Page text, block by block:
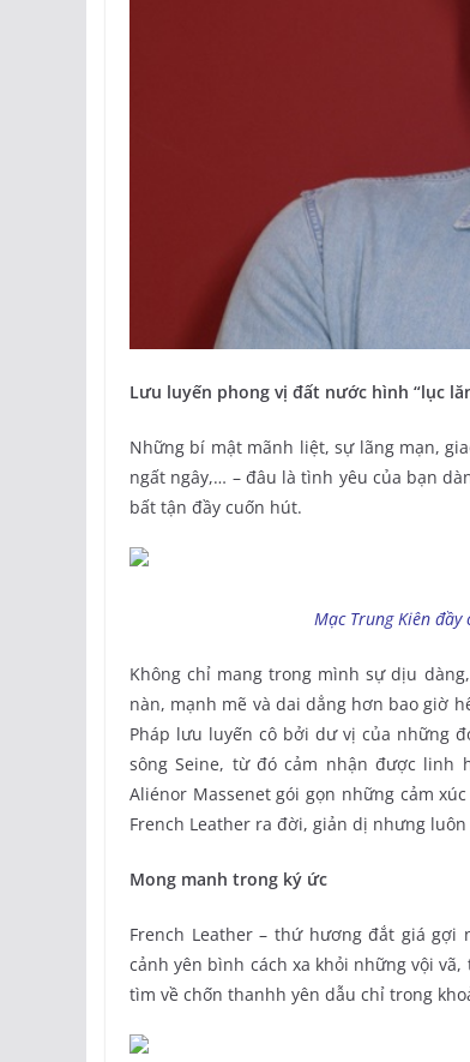
Lưu luyến phong vị đất nước hình “lục
Những bí mật mãnh liệt, sự lãng mạn,
ngất ngây,… – đâu là tình yêu của bạn
bất tận đầy cuốn hút.
Mạc Trung Kiên
Không chỉ mang trong mình sự dịu
nàn, mạnh mẽ và dai dẳng hơn bao giờ
Pháp lưu luyến cô bởi dư vị của những
sông Seine, từ đó cảm nhận được
Aliénor Massenet gói gọn những cảm
French Leather ra đời, giản dị nhưng
Mong manh trong ký ức
French Leather – thứ hương đắt giá gợi
cảnh yên bình cách xa khỏi những vội
tìm về chốn thanhh yên dẫu chỉ trong